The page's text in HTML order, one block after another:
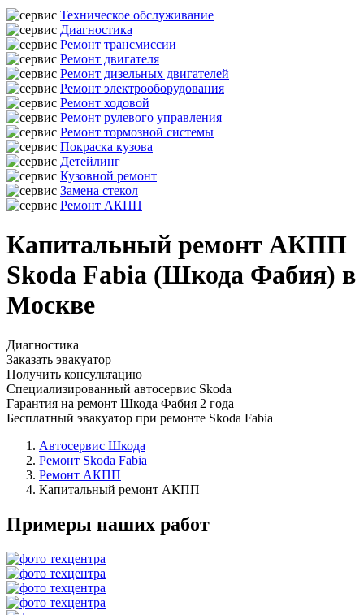
Техническое обслуживание
Диагностика
Ремонт трансмиссии
Ремонт двигателя
Ремонт дизельных двигателей
Ремонт электрооборудования
Ремонт ходовой
Ремонт рулевого управления
Ремонт тормозной системы
Покраска кузова
Детейлинг
Кузовной ремонт
Замена стекол
Ремонт АКПП
Капитальный ремонт АКПП
Skoda Fabia (Шкода Фабия) в
Москве
Диагностика
Заказать эвакуатор
Получить консультацию
Специализированный автосервис Skoda
Гарантия на ремонт Шкода Фабия 2 года
Бесплатный эвакуатор при ремонте Skoda Fabia
Автосервис Шкода
Ремонт Skoda Fabia
Ремонт АКПП
Капитальный ремонт АКПП
Примеры наших работ